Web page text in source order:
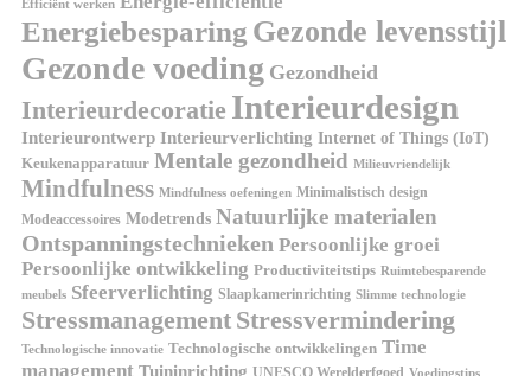
Efficiënt werken
Energiebesparing Gezonde levensstijl
Gezonde voeding Gezondheid
Interieurdecoratie Interieurdesign
Interieurontwerp Interieurverlichting Internet of Things (IoT)
Keukenapparatuur Mentale gezondheid Milieuvriendelijk
Mindfulness Mindfulness oefeningen Minimalistisch design
Modeaccessoires Modetrends Natuurlijke materialen
Ontspanningstechnieken Persoonlijke groei
Persoonlijke ontwikkeling Productiviteitstips Ruimtebesparende
meubels Sfeerverlichting Slaapkamerinrichting Slimme technologie
Stressmanagement Stressvermindering
Technologische innovatie Technologische ontwikkelingen Time
management Tuininrichting